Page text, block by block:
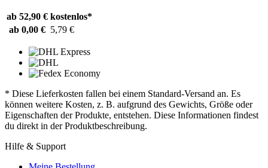
ab 52,90 € kostenlos*
ab 0,00 € 5,79 €
* Diese Lieferkosten fallen bei einem Standard-Versand an. Es
können weitere Kosten, z. B. aufgrund des Gewichts, Größe oder
Eigenschaften der Produkte, entstehen. Diese Informationen findest
du direkt in der Produktbeschreibung.
Hilfe & Support